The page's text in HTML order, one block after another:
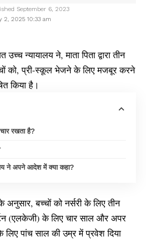
2, 2025 10:33 am
September 6, 2023
उच्च न्यायालय ने, माता पिता द्वारा तीन
को, प्री-स्कूल भेजने के लिए मजबूर करने
किया है।
रखता है?
ने अपने आदेश में क्या कहा?
अनुसार, बच्चों को नर्सरी के लिए तीन
(एलकेजी) के लिए चार साल और अपर
लिए पांच साल की उम्र में प्रवेश दिया